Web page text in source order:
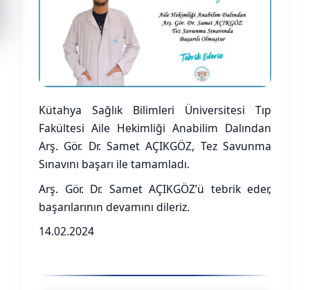
Kütahya Sağlık Bilimleri Üniversitesi Tıp
Fakültesi Aile Hekimliği Anabilim Dalından
Arş. Gör. Dr. Samet AÇIKGÖZ, Tez Savunma
Sınavını başarı ile tamamladı.
Arş. Gör. Dr. Samet AÇIKGÖZ’ü tebrik eder,
başarılarının devamını dileriz.
14.02.2024